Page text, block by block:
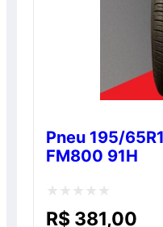
Pneu 195/
FM800 91H
Avaliação
R$ 381,00